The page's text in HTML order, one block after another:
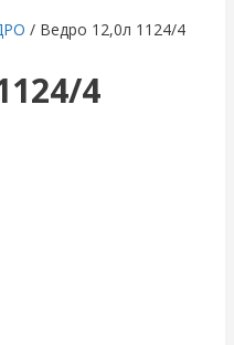
/ Ведро 12,0л 1124/4
4